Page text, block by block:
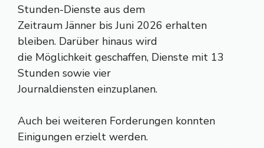
Stunden-Dienste aus dem
Zeitraum Jänner bis Juni 2026 erhalten
bleiben. Darüber hinaus wird
die Möglichkeit geschaffen, Dienste mit 13
Stunden sowie vier
Journaldiensten einzuplanen.
Auch bei weiteren Forderungen konnten
Einigungen erzielt werden.